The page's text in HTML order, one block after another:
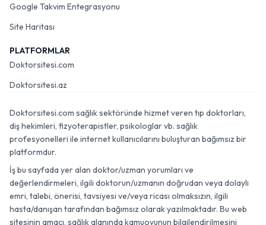
Google Takvim Entegrasyonu
Site Haritası
PLATFORMLAR
Doktorsitesi.com
Doktorsitesi.az
Doktorsitesi.com sağlık sektöründe hizmet veren tıp doktorları,
diş hekimleri, fizyoterapistler, psikologlar vb. sağlık
profesyonelleri ile internet kullanıcılarını buluşturan bağımsız bir
platformdur.
İş bu sayfada yer alan doktor/uzman yorumları ve
değerlendirmeleri, ilgili doktorun/uzmanın doğrudan veya dolaylı
emri, talebi, önerisi, tavsiyesi ve/veya ricası olmaksızın, ilgili
hasta/danışan tarafından bağımsız olarak yazılmaktadır. Bu web
sitesinin amacı, sağlık alanında kamuoyunun bilgilendirilmesini